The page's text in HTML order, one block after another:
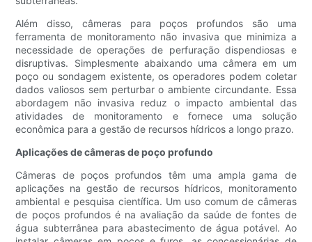
Além disso, câmeras para poços profundos são uma
ferramenta de monitoramento não invasiva que minimiza a
necessidade de operações de perfuração dispendiosas e
disruptivas. Simplesmente abaixando uma câmera em um
poço ou sondagem existente, os operadores podem coletar
dados valiosos sem perturbar o ambiente circundante. Essa
abordagem não invasiva reduz o impacto ambiental das
atividades de monitoramento e fornece uma solução
econômica para a gestão de recursos hídricos a longo prazo.
Aplicações de câmeras de poço profundo
Câmeras de poços profundos têm uma ampla gama de
aplicações na gestão de recursos hídricos, monitoramento
ambiental e pesquisa científica. Um uso comum de câmeras
de poços profundos é na avaliação da saúde de fontes de
água subterrânea para abastecimento de água potável. Ao